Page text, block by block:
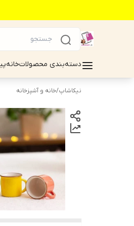
دسته‌بندی محصولاتخانه
نیکاشاپ/خانه و آشپزخانه